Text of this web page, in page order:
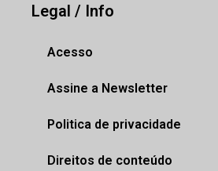
Legal / Info
Acesso
Assine a Newsletter
Politica de privacidade
Direitos de conteúdo